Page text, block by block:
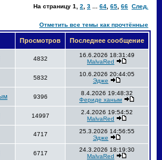
На страницу 1 2 3 64 65 66 След.
Отметить все темы как прочтённые
Просмотров Последнее сообщение
4832
16.6.2026 18:31:49
MalvaRed
5832
10.6.2026 20:44:05
Эдже
9396
8.4.2026 19:48:32
Фериде ханым
14997
2.4.2026 19:54:52
MalvaRed
4717
25.3.2026 14:56:55
Эдже
6717
24.3.2026 18:19:30
MalvaRed